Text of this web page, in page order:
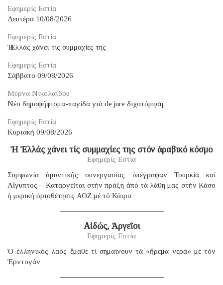
Εφημερίς Εστία
Δευτέρα 10/08/2026
Εφημερίς Εστία
Ἡ Ἑλλάς χάνει τίς συμμαχίες της
Εφημερίς Εστία
Σάββατο 09/08/2026
Μύρνα Νικολαΐδου
Νέο δημοψήφισμα-παγίδα γιά de jure διχοτόμηση
Εφημερίς Εστία
Κυριακή 09/08/2026
Ἡ Ἑλλάς χάνει τίς συμμαχίες της στόν ἀραβικό κόσμο
Εφημερίς Εστία
Συμφωνία ἀμυντικῆς συνεργασίας ὑπέγραψαν Τουρκία καί
Αἴγυπτος – Καταργεῖται στήν πράξη ἀπό τά λάθη μας στήν Κάσο
ἡ μερική ὁριοθέτησις ΑΟΖ μέ τό Κάιρο
Αἰδώς, Ἀργεῖοι
Εφημερίς Εστία
Ὁ ἑλληνικός λαός ἔμαθε τί σημαίνουν τά «ἤρεμα νερά» μέ τόν
Ἐρντογάν